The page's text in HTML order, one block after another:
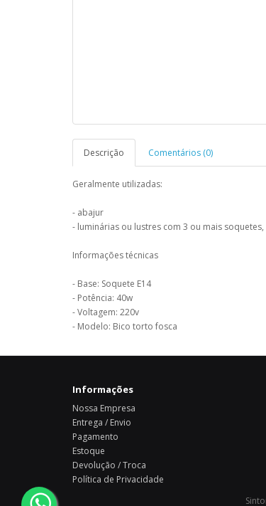
Descrição Comentários (0)
Geralmente utilizadas:
- abajur
- luminárias ou lustres com 3 ou mais
Informações técnicas
- Base: Soquete E14
- Potência: 40w
- Voltagem: 220v
- Modelo: Bico torto fosca
Informações
Nossa Empresa
Entrega / Envio
Pagamento
Estoque
Devolução / Troca
Política de Privacidade